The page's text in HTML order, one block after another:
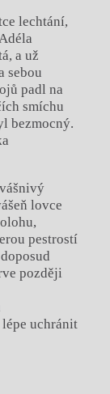
lechtání,
a už
sebou
padl na
smíchu
bezmocný.
lovce
pestrostí
později
uchránit